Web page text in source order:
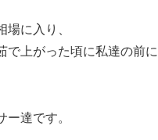
場に入り、
で上がった頃に私達の前
ー達です。